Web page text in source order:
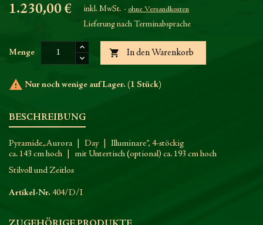
1.230,00 € inkl. MwSt. ohne Versandkosten
Lieferung nach Terminabsprache
Menge  In den Warenkorb
 Nur noch wenige auf Lager. (1 Stück)
BESCHREIBUNG
Pyramide „Aurora | Day | Illuminare“, 4-stöckig
ca. 143 cm hoch | mit Untertisch (optional) ca. 193 cm hoch
Stilvoll und Zeitlos
Artikel-Nr. 404/D/I